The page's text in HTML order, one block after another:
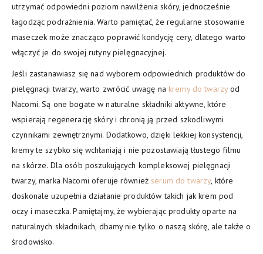
utrzymać odpowiedni poziom nawilżenia skóry, jednocześnie
łagodząc podrażnienia. Warto pamiętać, że regularne stosowanie
maseczek może znacząco poprawić kondycję cery, dlatego warto
włączyć je do swojej rutyny pielęgnacyjnej.
Jeśli zastanawiasz się nad wyborem odpowiednich produktów do
pielęgnacji twarzy, warto zwrócić uwagę na kremy do twarzyod
Nacomi. Są one bogate w naturalne składniki aktywne, które
wspierają regenerację skóry i chronią ją przed szkodliwymi
czynnikami zewnętrznymi. Dodatkowo, dzięki lekkiej konsystencji,
kremy te szybko się wchłaniają i nie pozostawiają tłustego filmu
na skórze. Dla osób poszukujących kompleksowej pielęgnacji
twarzy, marka Nacomi oferuje również serum do twarzy, które
doskonale uzupełnia działanie produktów takich jak krem pod
oczy i maseczka. Pamiętajmy, że wybierając produkty oparte na
naturalnych składnikach, dbamy nie tylko o naszą skórę, ale także o
środowisko.